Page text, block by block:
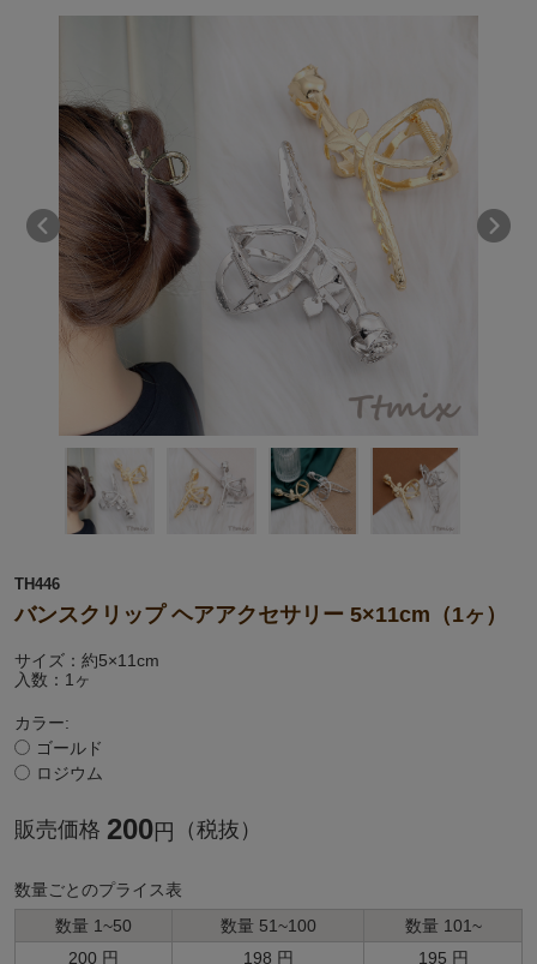
TH446
バンスクリップ ヘアアクセサリー 5×11cm（1ヶ）
サイズ：約5×11cm
入数：1ヶ
カラー:
ゴールド
ロジウム
販売価格 200円 （税抜）
数量ごとのプライス表
数量 1~50
数量 51~100
数量 101~
200 円
198 円 195 円